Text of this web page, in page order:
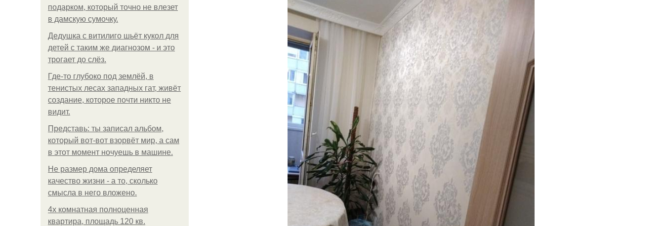
подарком, который точно не влезет
в дамскую сумочку.
Дедушка с витилиго шьёт кукол для
детей с таким же диагнозом - и это
трогает до слёз.
Где-то глубоко под землёй, в
тенистых лесах западных гат, живёт
создание, которое почти никто не
видит.
Представь: ты записал альбом,
который вот-вот взорвёт мир, а сам
в этот момент ночуешь в машине.
Не размер дома определяет
качество жизни - а то, сколько
смысла в него вложено.
4x комнатная полноценная
квартира, площадь 120 кв.